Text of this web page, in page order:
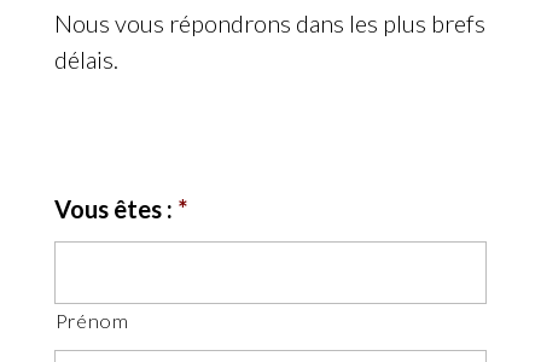
Nous vous répondrons dans les plus brefs
délais.
Vous êtes : *
Prénom